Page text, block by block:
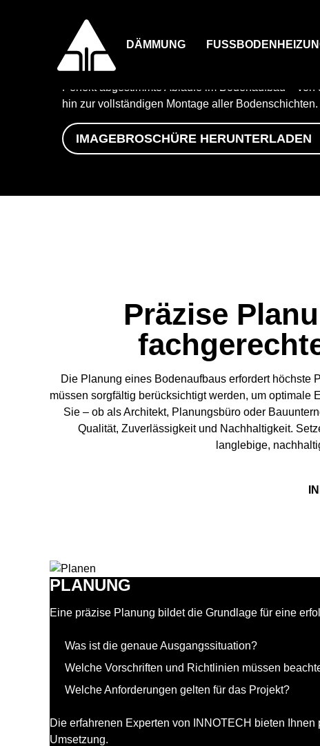
DÄMMUNG FUSSBODENHEIZUNG
Von Beratung bis
Perfekt abgestimmte Abläufe im Bodenaufbau –
hin zur vollständigen Montage aller
IMAGEBROSCHÜRE HERUNTERLADEN
Präzise
Die Planung eines Bodenaufbaus erfordert
müssen sorgfältig berücksichtigt werden, um
Sie – ob als Architekt, Planungsbüro oder
Qualität, Zuverlässigkeit und Nachhaltigkeit.
langlebige,
PLANUNG
Eine präzise Planung bildet die Grundlage für eine
Was ist die genaue Ausgangssituation?
Welche Vorschriften und Richtlinien müssen
Welche Anforderungen gelten für das Projekt?
Die erfahrenen Experten von INNOTECH bieten
Umsetzung.